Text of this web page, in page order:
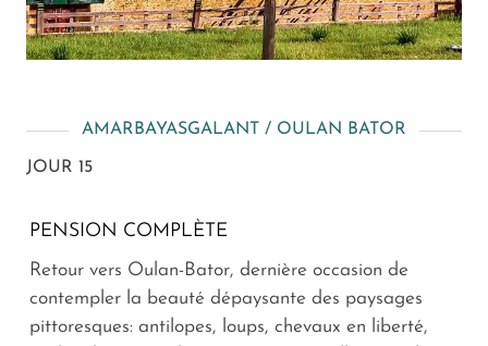
AMARBAYASGALANT / OULAN BATOR
JOUR 15
PENSION COMPLÈTE
Retour vers Oulan-Bator, dernière occasion de
contempler la beauté dépaysante des paysages
pittoresques: antilopes, loups, chevaux en liberté,